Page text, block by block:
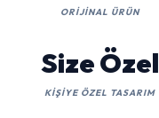
ORIJINAL ÜRÜN
Size Özel
KIŞIYE ÖZEL TASARIM